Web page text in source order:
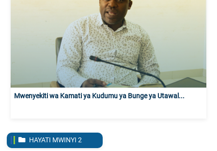
Mwenyekiti wa Kamati ya Kudumu ya Bunge ya Utawal...
HAYATI MWINYI 2